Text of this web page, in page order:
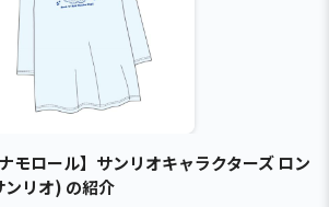
モロール】サンリオキャラクターズ ロン
リオ) の紹介